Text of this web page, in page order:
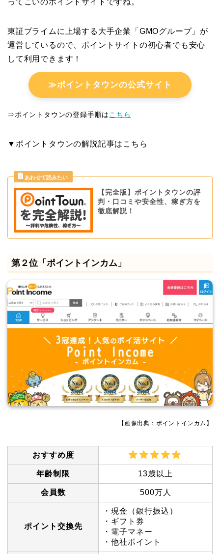
ってこいのポイントサイトですね。
東証プライムに上場する大手企業「GMOグループ」が
運営しているので、ポイントサイトの初心者でも安心
して利用できます！
≫ポイントタウンの公式サイト
⇒ポイントタウンの登録手順はこちら
▼ポイントタウンの解説記事はこちら
【完全版】ポイントタウンの評
判・口コミや安全性、稼ぎ方を
徹底解説！
第２位「ポイントインカム」
【画像出典：ポイントインカム】
おすすめ度
年齢制限 13歳以上
会員数 500万人
ポイント交換先
・現金（銀行振込）
・ギフト券
・電子マネー
・他社ポイント